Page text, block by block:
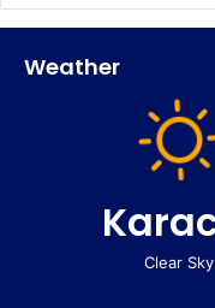
Weather
Clear Sky